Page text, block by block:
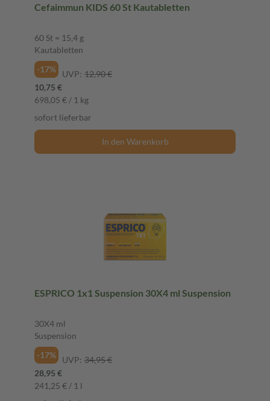
Cefaimmun KIDS 60 St Kautabletten
60 St = 15,4 g
Kautabletten
-17%
UVP: 12,90 €
10,75 €
698,05 € / 1 kg
sofort lieferbar
In den Warenkorb
ESPRICO 1x1 Suspension 30X4 ml Suspension
30X4 ml
Suspension
-17%
UVP: 34,95 €
28,95 €
241,25 € / 1 l